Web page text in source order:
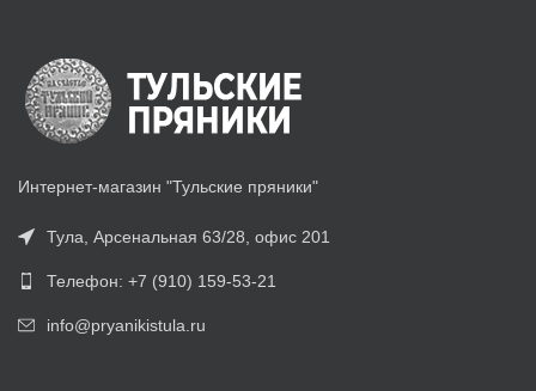
Интернет-магазин "Тульские пряники"
Тула, Арсенальная 63/28, офис 201
Телефон: +7 (910) 159-53-21
info@pryanikistula.ru